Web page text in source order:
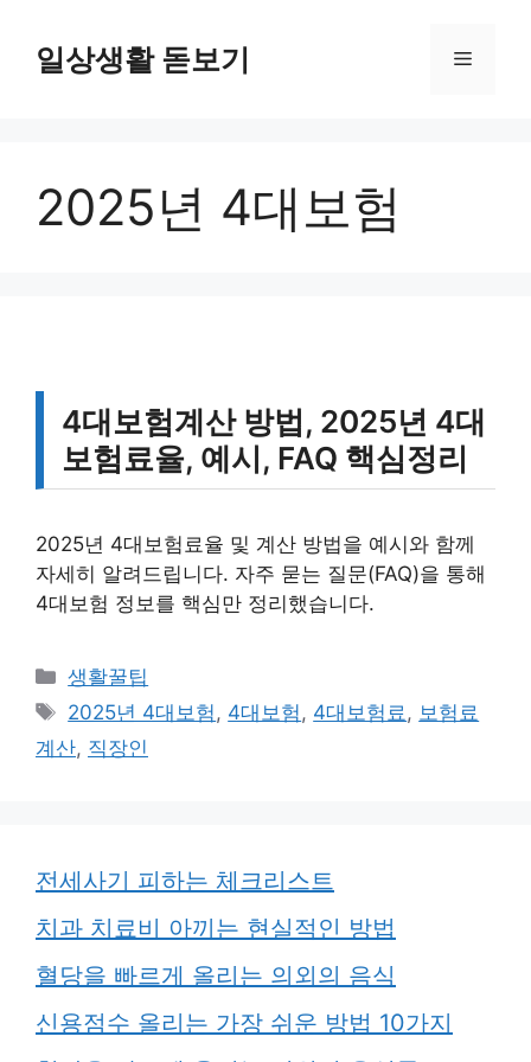
일상생활 돋보기 메
2025년 4대보험
4대보험계산 방법, 2025년 4대
보험료율, 예시, FAQ 핵심정리
2025년 4대보험료율 및 계산 방법을 예시와 함께
자세히 알려드립니다. 자주 묻는 질문(FAQ)을 통해
4대보험 정보를 핵심만 정리했습니다.
카
테
리
생활꿀팁
태
그
2025년 4대보험, 4대보험, 4대보험료, 보험료
계산, 직장인
전세사기 피하는 체크리스트
치과 치료비 아끼는 현실적인 방법
혈당을 빠르게 올리는 의외의 음식
신용점수 올리는 가장 쉬운 방법 10가지